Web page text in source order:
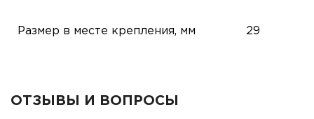
Размер в месте крепления, мм 29
ОТЗЫВЫ И ВОПРОСЫ